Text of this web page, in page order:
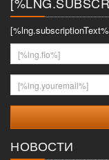
[%lng.fio%]
[%lng.youremail%]
НОВОСТИ